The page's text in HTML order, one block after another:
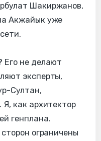
Шакиржанов,
Акжайык уже
Его не делают
эксперты,
Султан,
Я, как архитектор
генплана.
ограничены